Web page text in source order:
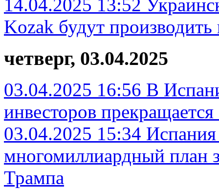
14.04.2025 13:52
Kozak будут
четверг, 03.04.2025
03.04.2025 16:56 В
инвесторов прекращается
03.04.2025 15:34 Испания
многомиллиардный план
Трампа